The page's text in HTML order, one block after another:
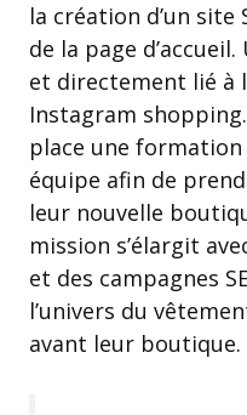
la création d’un
de la page
et directement lié à
Instagram
place une
équipe afin de
leur nouvelle
mission s’élargit
et des campagnes
l’univers du
avant leur boutique.